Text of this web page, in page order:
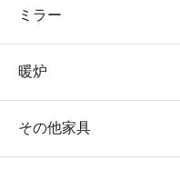
ミラー
暖炉
その他家具